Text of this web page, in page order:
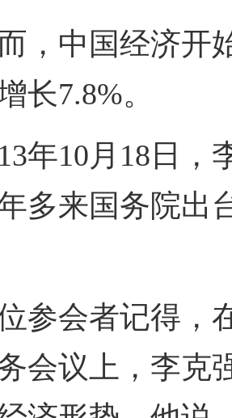
，中国经济
长7.8%。
年10月18日
多来国务院出
参会者记得，
会议上，李克